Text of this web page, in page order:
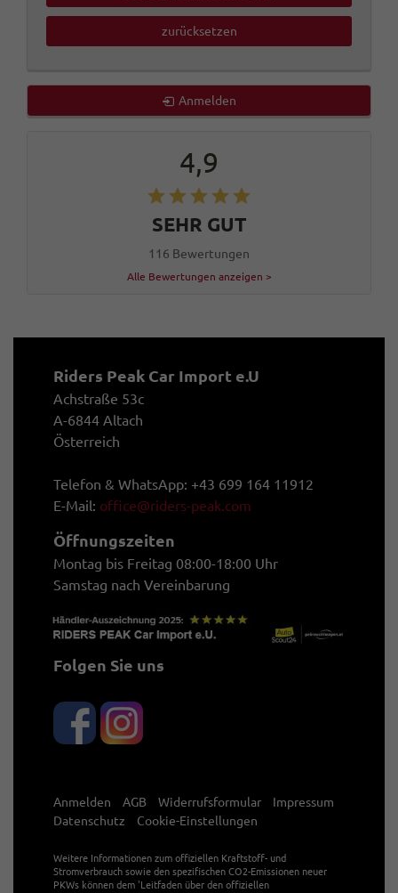
zurücksetzen
Anmelden
4,9
SEHR GUT
116 Bewertungen
Alle Bewertungen anzeigen >
Riders Peak Car Import e.U
Achstraße 53c
A-6844 Altach
Österreich
Telefon & WhatsApp: +43 699 164 11912
E-Mail: office@riders-peak.com
Öffnungszeiten
Montag bis Freitag 08:00-18:00 Uhr
Samstag nach Vereinbarung
Folgen Sie uns
Anmelden AGB Widerrufsformular
Impressum
Datenschutz
Cookie-Einstellungen
Weitere Informationen zum offiziellen Kraftstoff- und
Stromverbrauch sowie den spezifischen CO2-Emissionen neuer
PKWs können dem 'Leitfaden über den offiziellen